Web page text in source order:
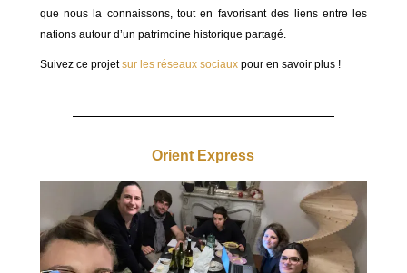
que nous la connaissons, tout en favorisant des liens entre les
nations autour d’un patrimoine historique partagé.
Suivez ce projetsur les réseaux sociauxpour en savoir plus !
Orient Express